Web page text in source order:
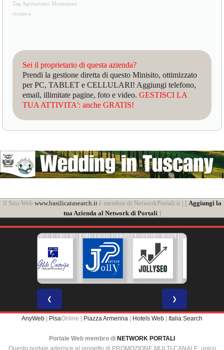
Tag Agriturismo Montemari
ricettiva
Sei il proprietario di questa azienda?
Prendi la gestione diretta di questo Minisito, ottimizzato
per PC, TABLET e CELLULARI! Aggiungi telefono,
email, illimitate pagine, foto e video.GESTISCI LA
TUA ATTIVITA': anche GRATIS!
il Sito Web www.basilicatasearch.itè membro di NetworkPortali.it | [ Aggiungi la
tua Azienda al Network di Portali]
❮ ❯
AnyWeb PisaOnline | Piazza Armerina Hotels Web Italia Search
Portale Web membro di NETWORK PORTALI
Questo portale aderisce al progetto di PROMOZIONE MULTI-CANALE: unico